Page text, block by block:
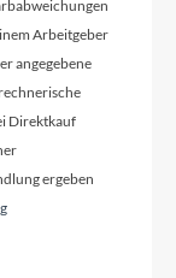
Arbeitgeber
angegebene
Direktkauf
ergeben